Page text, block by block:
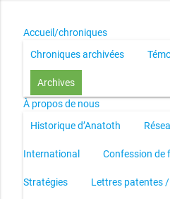
Accueil/chroniques
Chroniques archivées
Archives
À propos de nous
Historique d’Anatoth
International Confession de
Stratégies Lettres patentes